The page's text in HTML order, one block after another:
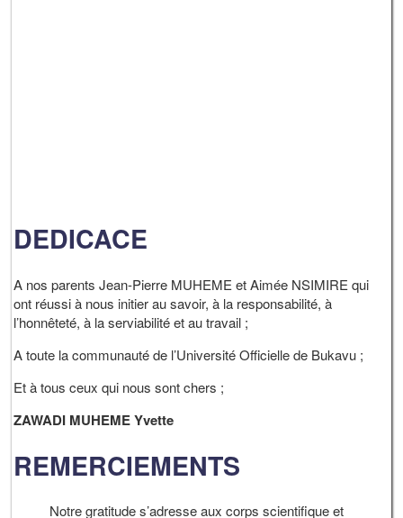
DEDICACE
A nos parents Jean-Pierre MUHEME et Aimée NSIMIRE qui
ont réussi à nous initier au savoir, à la responsabilité, à
l’honnêteté, à la serviabilité et au travail ;
A toute la communauté de l’Université Officielle de Bukavu ;
Et à tous ceux qui nous sont chers ;
ZAWADI MUHEME Yvette
REMERCIEMENTS
Notre gratitude s’adresse aux corps scientifique et